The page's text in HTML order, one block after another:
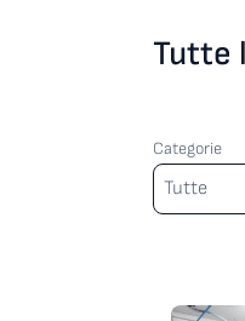
Tutte
Categorie
Categorie
Tutte